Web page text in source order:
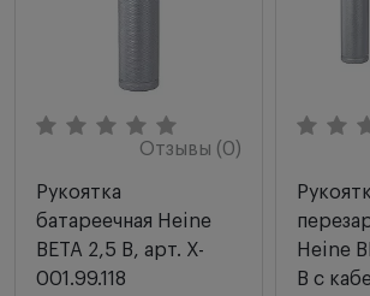
Сначала с высоким рейтингом
Отзывы (0)
Рукоятка
батареечная Heine
BETA 2,5 В, арт. X-
001.99.118
Heine
В с